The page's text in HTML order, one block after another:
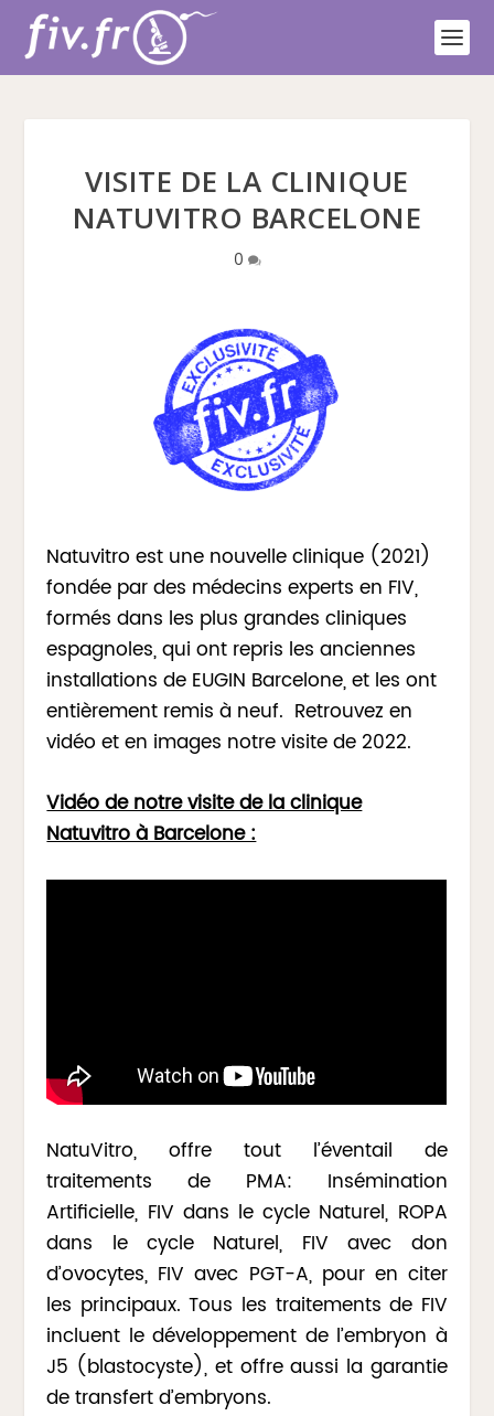
VISITE DE LA CLINIQUE
NATUVITRO BARCELONE
0
Natuvitro est une nouvelle clinique (2021)
fondée par des médecins experts en FIV,
formés dans les plus grandes cliniques
espagnoles, qui ont repris les anciennes
installations de EUGIN Barcelone, et les ont
entièrement remis à neuf. Retrouvez en
vidéo et en images notre visite de 2022.
Vidéo de notre visite de la clinique
Natuvitro à Barcelone :
NatuVitro, offre tout l’éventail de
traitements de PMA: Insémination
Artificielle, FIV dans le cycle Naturel, ROPA
dans le cycle Naturel, FIV avec don
d’ovocytes, FIV avec PGT-A, pour en citer
les principaux. Tous les traitements de FIV
incluent le développement de l’embryon à
J5 (blastocyste), et offre aussi la garantie
de transfert d’embryons.